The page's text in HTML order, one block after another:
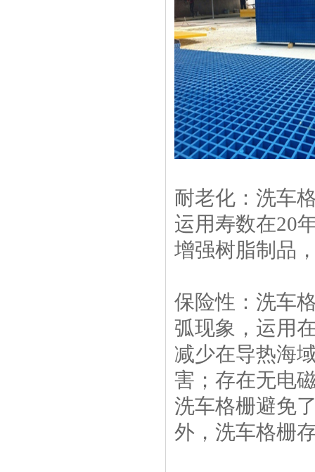
耐老化：洗车
运用寿数在20
增强树脂制品
保险性：洗车
弧现象，运用
减少在导热海
害；存在无电
洗车格栅避免
外，洗车格栅